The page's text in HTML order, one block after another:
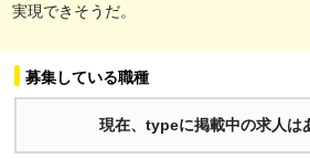
実現できそうだ。
募集している職種
現在、typeに掲載中の求人は